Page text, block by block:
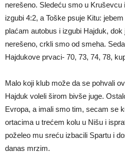
nerešeno. Sledeću smo u
izgubi 4:2, a Toške psuje Kitu:
plaćam autobus i izgubi Hajduk,
nerešeno, crkli smo od smeha.
Hajdukove prvaci- 70, 73, 74, 78,
Malo koji klub može da se pohvali
Hajduk voleli širom bivše juge.
Evropa, a imali smo tim, secam se
ortacima u trećem kolu u Nišu i
poželeo mu sreću izbacili Spartu i
danas mrzim.